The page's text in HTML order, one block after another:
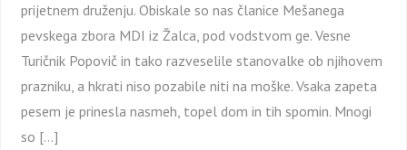
prijetnem druženju. Obiskale so nas članice Mešanega
pevskega zbora MDI iz Žalca, pod vodstvom ge. Vesne
Turičnik Popovič in tako razveselile stanovalke ob njihovem
prazniku, a hkrati niso pozabile niti na moške. Vsaka zapeta
pesem je prinesla nasmeh, topel dom in tih spomin. Mnogi
so […]